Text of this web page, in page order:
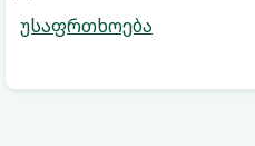
უსაფრთხოება